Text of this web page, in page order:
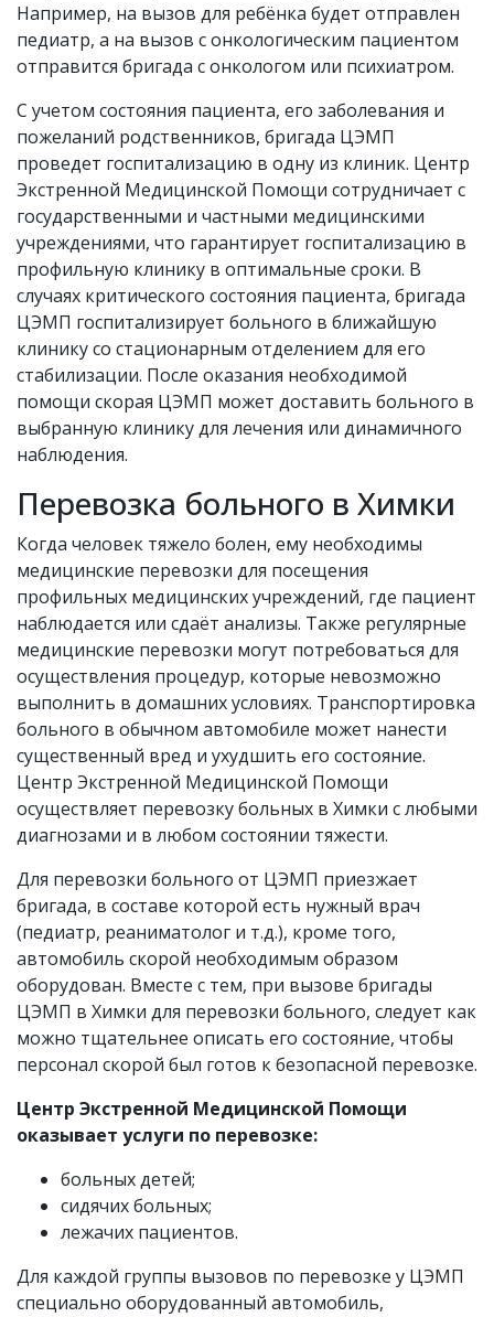
Например, на вызов для ребёнка будет отправлен
педиатр, а на вызов с онкологическим пациентом
отправится бригада с онкологом или психиатром.
С учетом состояния пациента, его заболевания и
пожеланий родственников, бригада ЦЭМП
проведет госпитализацию в одну из клиник. Центр
Экстренной Медицинской Помощи сотрудничает с
государственными и частными медицинскими
учреждениями, что гарантирует госпитализацию в
профильную клинику в оптимальные сроки. В
случаях критического состояния пациента, бригада
ЦЭМП госпитализирует больного в ближайшую
клинику со стационарным отделением для его
стабилизации. После оказания необходимой
помощи скорая ЦЭМП может доставить больного в
выбранную клинику для лечения или динамичного
наблюдения.
Перевозка больного в Химки
Когда человек тяжело болен, ему необходимы
медицинские перевозки для посещения
профильных медицинских учреждений, где пациент
наблюдается или сдаёт анализы. Также регулярные
медицинские перевозки могут потребоваться для
осуществления процедур, которые невозможно
выполнить в домашних условиях. Транспортировка
больного в обычном автомобиле может нанести
существенный вред и ухудшить его состояние.
Центр Экстренной Медицинской Помощи
осуществляет перевозку больных в Химки с любыми
диагнозами и в любом состоянии тяжести.
Для перевозки больного от ЦЭМП приезжает
бригада, в составе которой есть нужный врач
(педиатр, реаниматолог и т.д.), кроме того,
автомобиль скорой необходимым образом
оборудован. Вместе с тем, при вызове бригады
ЦЭМП в Химки для перевозки больного, следует как
можно тщательнее описать его состояние, чтобы
персонал скорой был готов к безопасной перевозке.
Центр Экстренной Медицинской Помощи
оказывает услуги по перевозке:
больных детей;
сидячих больных;
лежачих пациентов.
Для каждой группы вызовов по перевозке у ЦЭМП
специально оборудованный автомобиль,